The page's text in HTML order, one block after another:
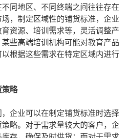
同地区、不同终端之间往往存在
，制定区域性的铺货标准，企业
资源、培训需求等，灵活调整产
些高端培训机构可能对教育产品
根据这些需求在特定区域内进行
策略
企业可以在制定铺货标准时选择
略。对于需求量较大的客户，企